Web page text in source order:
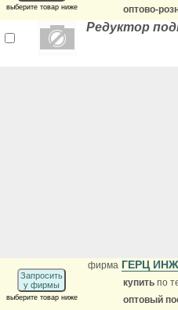
выберите товар ниже
оптово-
Редуктор
Запросить
у фирмы
выберите товар ниже
фирма ГЕРЦ
купить по
оптовый